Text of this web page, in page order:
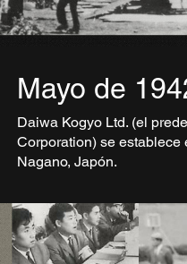
Mayo de
Daiwa Kogyo Ltd. (el
Corporation) se
Nagano, Japón.